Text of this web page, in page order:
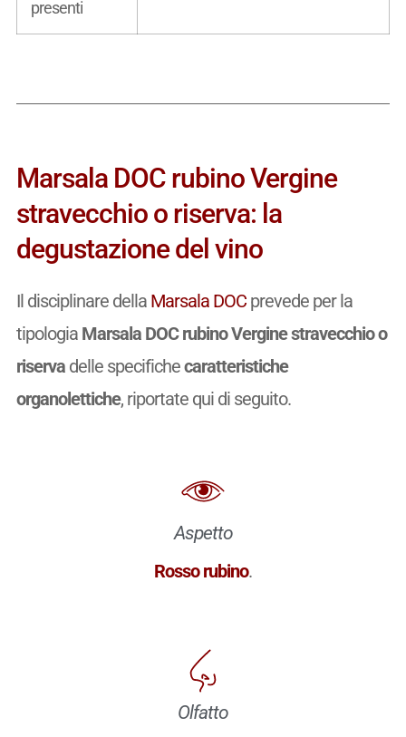
presenti
Marsala DOC rubino Vergine
stravecchio o riserva: la
degustazione del vino
Il disciplinare della Marsala DOCprevede per la
tipologia Marsala DOC rubino Vergine stravecchio o
riservadelle specifichecaratteristiche
organolettiche, riportate qui di seguito.
Aspetto
Rosso rubino.
Olfatto